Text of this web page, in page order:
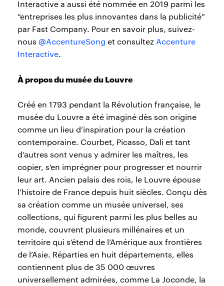
Interactive a aussi été nommée en 2019 parmi les
“entreprises les plus innovantes dans la publicité”
par Fast Company. Pour en savoir plus, suivez-
nous @AccentureSong et consultez Accenture
Interactive.
À propos du musée du Louvre
Créé en 1793 pendant la Révolution française, le
musée du Louvre a été imaginé dès son origine
comme un lieu d’inspiration pour la création
contemporaine. Courbet, Picasso, Dali et tant
d’autres sont venus y admirer les maîtres, les
copier, s’en imprégner pour progresser et nourrir
leur art. Ancien palais des rois, le Louvre épouse
l’histoire de France depuis huit siècles. Conçu dès
sa création comme un musée universel, ses
collections, qui figurent parmi les plus belles au
monde, couvrent plusieurs millénaires et un
territoire qui s’étend de l’Amérique aux frontières
de l’Asie. Réparties en huit départements, elles
contiennent plus de 35 000 œuvres
universellement admirées, comme La Joconde, la